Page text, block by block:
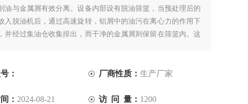
油与金属屑有效分离。设备内部设有脱油筛篮，当预处理后的
入脱油机后，通过高速旋转，铝屑中的油污在离心力的作用下
并经过集油仓收集排出，而干净的金属屑则保留在筛篮内。这
： 厂商性质： 生产厂家
： 2024-08-21 访 问 量： 1200